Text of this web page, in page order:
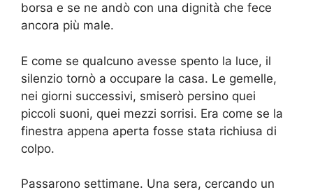
borsa e se ne andò con una dignità che fece
ancora più male.
E come se qualcuno avesse spento la luce, il
silenzio tornò a occupare la casa. Le gemelle,
nei giorni successivi, smiserò persino quei
piccoli suoni, quei mezzi sorrisi. Era come se la
finestra appena aperta fosse stata richiusa di
colpo.
Passarono settimane. Una sera, cercando un